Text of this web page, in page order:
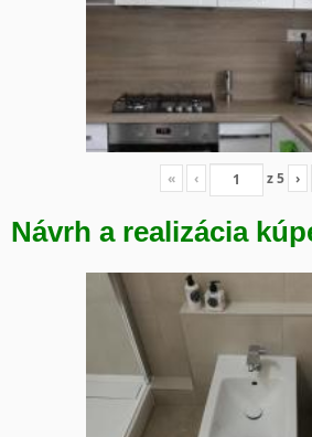
« ‹ z5 ›
Návrh a realizácia